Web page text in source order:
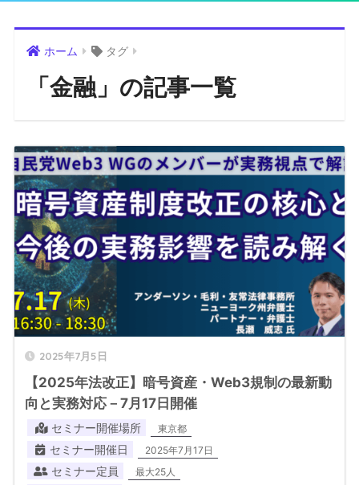
ホーム タグ
「金融」の記事一覧
2025年7月5日
【2025年法改正】暗号資産・Web3規制の最新動
向と実務対応－7月17日開催
セミナー開催場所 東京都
セミナー開催日 2025年7月17日
セミナー定員 最大25人